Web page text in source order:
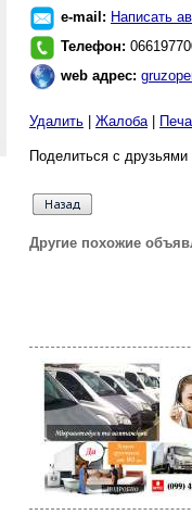
e-mail: Написать
Телефон:
web адрес:
Удалить Жалоба|
Поделиться с
Другие похожие